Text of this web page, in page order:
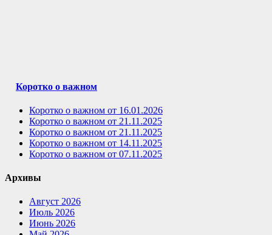
Коротко о важном
Коротко о важном от 16.01.2026
Коротко о важном от 21.11.2025
Коротко о важном от 21.11.2025
Коротко о важном от 14.11.2025
Коротко о важном от 07.11.2025
Архивы
Август 2026
Июль 2026
Июнь 2026